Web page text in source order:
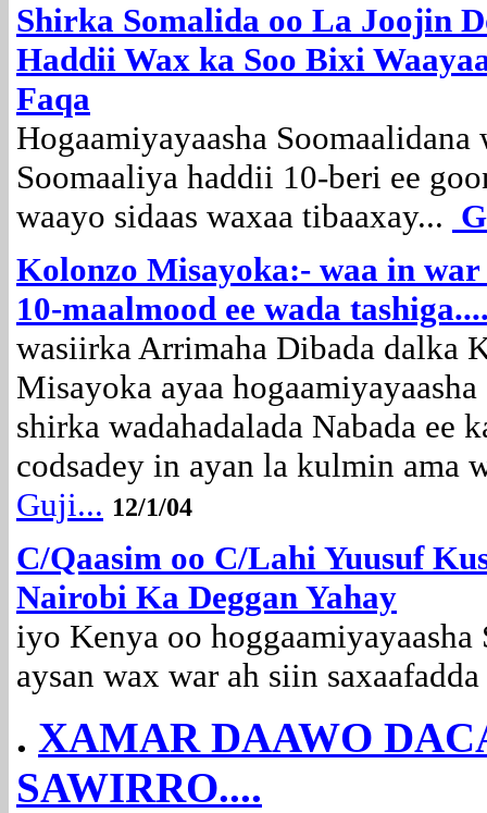
Shirka Somalida oo La Joojin
Haddii Wax ka Soo Bixi
Faqa
Hogaamiyayaasha
Soomaaliya haddii 10-beri ee
waayo sidaas waxaa tibaaxay...
Kolonzo Misayoka:- waa in
10-maalmood ee wada
wasiirka Arrimaha Dibada dalka
Misayoka ayaa
shirka wadahadalada Nabada ee
codsadey in ayan la kulmin ama
Guji... 12/1/04
C/Qaasim oo C/Lahi Yuusuf
Nairobi Ka Deggan Yahay
iyo Kenya oo hoggaamiyayaasha
aysan wax war ah siin
. XAMAR DAAWO
SAWIRRO....